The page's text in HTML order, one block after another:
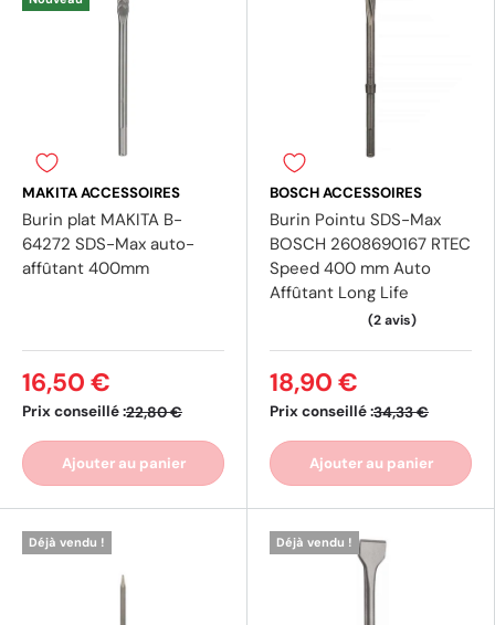
MAKITA ACCESSOIRES
Burin plat MAKITA B-
64272 SDS-Max auto-
affûtant 400mm
Prix conseillé :22,80 €
16,50 €
Ajouter au panier
BOSCH ACCESSOIRES
Burin Pointu SDS-Max
BOSCH 2608690167 RTEC
Speed 400 mm Auto
Affûtant Long Life
Prix conseillé :34,33 €
18,90 €
Ajouter au panier
Déjà vendu ! Déjà vendu !